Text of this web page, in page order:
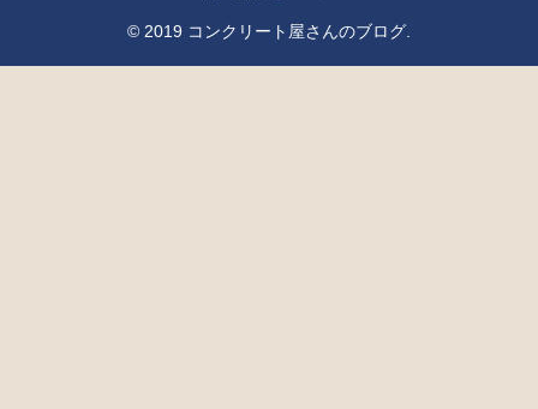
© 2019 コンクリート屋さんのブログ.